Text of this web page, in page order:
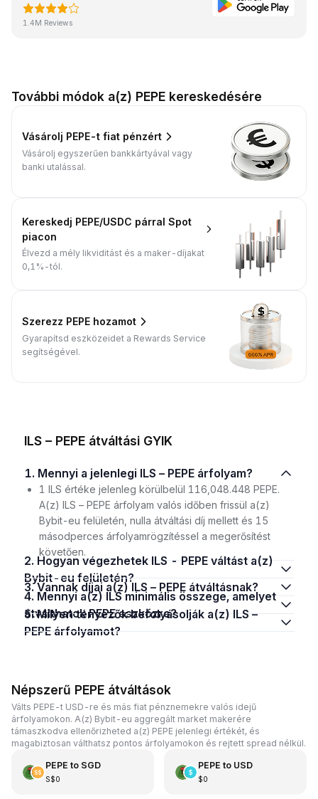
1.4M Reviews
További módok a(z) PEPE kereskedésére
Vásárolj PEPE-t fiat pénzért
Vásárolj egyszerűen bankkártyával vagy
banki utalással.
Kereskedj PEPE/USDC párral Spot
piacon
Élvezd a mély likviditást és a maker-díjakat
0,1%-tól.
Szerezz PEPE hozamot
Gyarapítsd eszközeidet a Rewards Service
segítségével.
ILS – PEPE átváltási GYIK
1. Mennyi a jelenlegi ILS – PEPE árfolyam?
1 ILS értéke jelenleg körülbelül 116,048.448 PEPE.
A(z) ILS – PEPE árfolyam valós időben frissül a(z)
Bybit-eu felületén, nulla átváltási díj mellett és 15
másodperces árfolyamrögzítéssel a megerősítést
követően.
2. Hogyan végezhetek ILS - PEPE váltást a(z)
Bybit-eu felületén?
3. Vannak díjai a(z) ILS – PEPE átváltásnak?
4. Mennyi a(z) ILS minimális összege, amelyet
átválthatok PEPE eszközre?
5. Milyen tényezők befolyásolják a(z) ILS –
PEPE árfolyamot?
Népszerű PEPE átváltások
Válts PEPE-t USD-re és más fiat pénznemekre valós idejű
árfolyamokon. A(z) Bybit-eu aggregált market makerére
támaszkodva ellenőrizheted a(z) PEPE jelenlegi értékét, és
magabiztosan válthatsz pontos árfolyamokon és rejtett spread nélkül.
PEPE to SGD
S$0
PEPE to USD
$0